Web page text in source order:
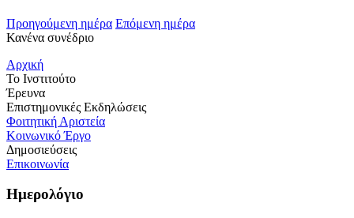
Προηγούμενη ημέρα Επόμενη ημέρα
Κανένα συνέδριο
Αρχική
Το Ινστιτούτο
Έρευνα
Επιστημονικές Εκδηλώσεις
Φοιτητική Αριστεία
Κοινωνικό Έργο
Δημοσιεύσεις
Επικοινωνία
Ημερολόγιο